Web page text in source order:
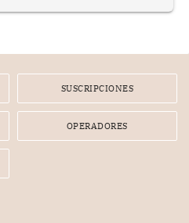
SUSCRIPCIONES
OPERADORES